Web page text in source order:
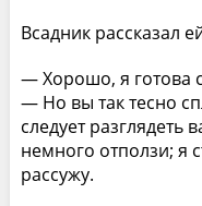
Всадник рассказал
— Хорошо, я готова
— Но вы так тесно
следует разглядеть
немного отползи; я
рассужу.